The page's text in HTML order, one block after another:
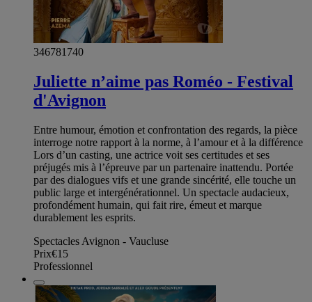
346781740
Juliette n’aime pas Roméo - Festival
d'Avignon
Entre humour, émotion et confrontation des regards, la pièce
interroge notre rapport à la norme, à l’amour et à la différence
Lors d’un casting, une actrice voit ses certitudes et ses
préjugés mis à l’épreuve par un partenaire inattendu. Portée
par des dialogues vifs et une grande sincérité, elle touche un
public large et intergénérationnel. Un spectacle audacieux,
profondément humain, qui fait rire, émeut et marque
durablement les esprits.
Spectacles Avignon - Vaucluse
Prix€15
Professionnel